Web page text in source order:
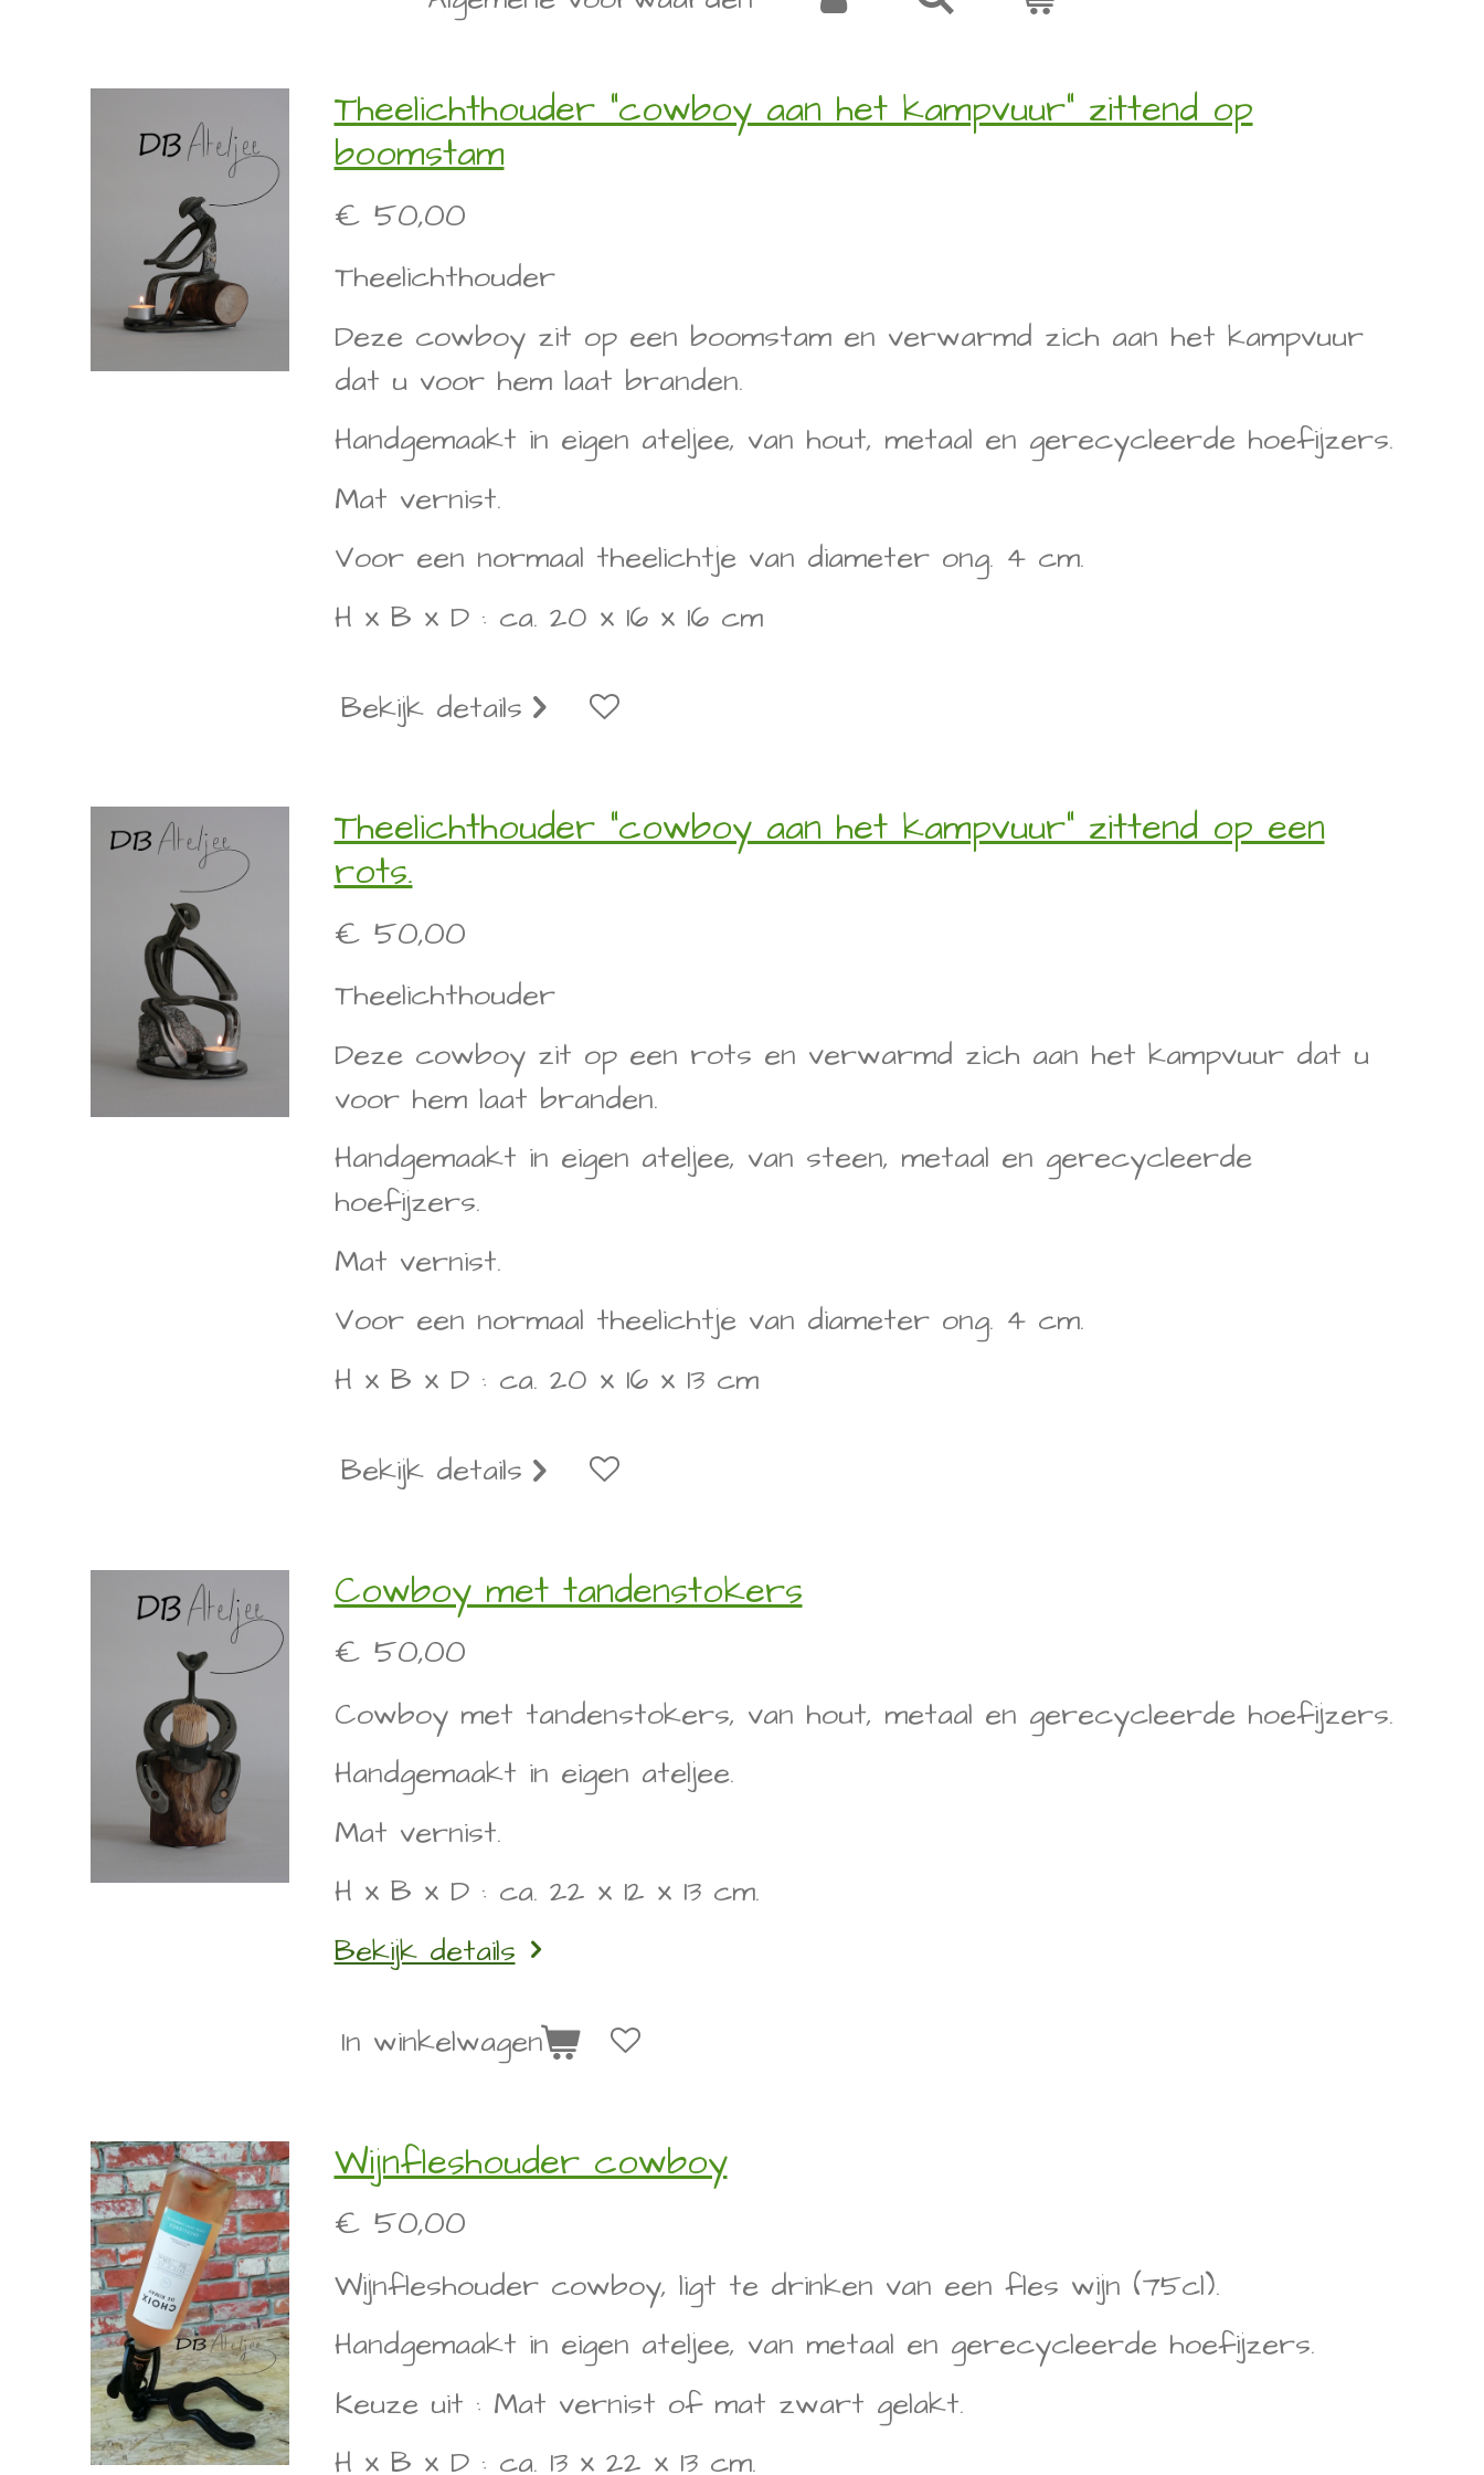
Theelichthouder "cowboy aan het kampvuur" zittend op
boomstam
€ 50,00
Theelichthouder
Deze cowboy zit op een boomstam en verwarmd zich aan het kampvuur
dat u voor hem laat branden.
Handgemaakt in eigen ateljee, van hout, metaal en gerecycleerde hoefijzers.
Mat vernist.
Voor een normaal theelichtje van diameter ong. 4 cm.
H x B x D : ca. 20 x 16 x 16 cm
Bekijk details
Theelichthouder "cowboy aan het kampvuur" zittend op een
rots.
€ 50,00
Theelichthouder
Deze cowboy zit op een rots en verwarmd zich aan het kampvuur dat u
voor hem laat branden.
Handgemaakt in eigen ateljee, van steen, metaal en gerecycleerde
hoefijzers.
Mat vernist.
Voor een normaal theelichtje van diameter ong. 4 cm.
H x B x D : ca. 20 x 16 x 13 cm
Bekijk details
Cowboy met tandenstokers
€ 50,00
Cowboy met tandenstokers, van hout, metaal en gerecycleerde hoefijzers.
Handgemaakt in eigen ateljee.
Mat vernist.
H x B x D : ca. 22 x 12 x 13 cm.
Bekijk details
In winkelwagen
Wijnfleshouder cowboy
€ 50,00
Wijnfleshouder cowboy, ligt te drinken van een fles wijn (75cl).
Handgemaakt in eigen ateljee, van metaal en gerecycleerde hoefijzers.
Keuze uit : Mat vernist of mat zwart gelakt.
H x B x D : ca. 13 x 22 x 13 cm.